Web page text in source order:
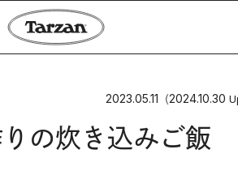
2023.05.11 （2024.10.30
の炊き込みご飯